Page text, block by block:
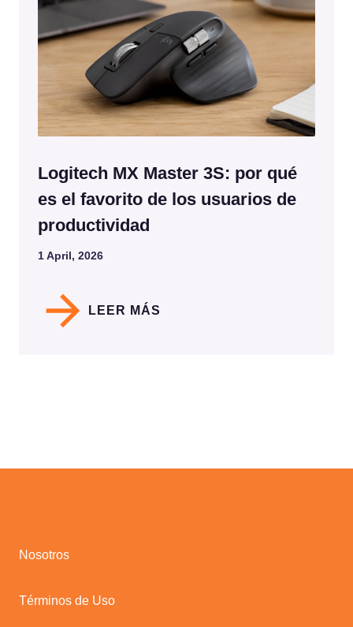
Logitech MX Master 3S: por qué
es el favorito de los usuarios de
productividad
1 April, 2026
LEER MÁS
Nosotros
Términos de Uso